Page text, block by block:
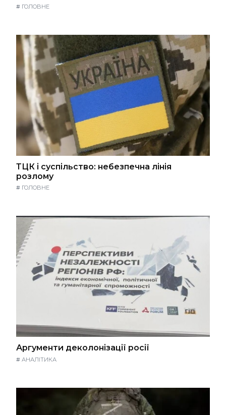
# ГОЛОВНЕ
ТЦК і суспільство: небезпечна лінія
розлому
# ГОЛОВНЕ
Аргументи деколонізації росії
# АНАЛІТИКА